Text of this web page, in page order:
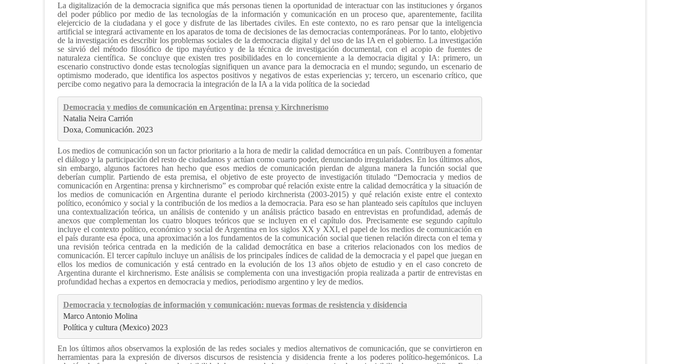
La digitalización de la democracia significa que más personas tienen la oportunidad de interactuar con las instituciones y órganos
del poder público por medio de las tecnologías de la información y comunicación en un proceso que, aparentemente, facilita
elejercicio de la ciudadana y el goce y disfrute de las libertades civiles. En este contexto, no es raro pensar que la inteligencia
artificial se integrará activamente en los aparatos de toma de decisiones de las democracias contemporáneas. Por lo tanto, elobjetivo
de la investigación es describir los problemas sociales de la democracia digital y del uso de las IA en el gobierno. La investigación
se sirvió del método filosófico de tipo mayéutico y de la técnica de investigación documental, con el acopio de fuentes de
naturaleza científica. Se concluye que existen tres posibilidades en lo concerniente a la democracia digital y IA: primero, un
escenario constructivo donde estas tecnologías signifiquen un avance para la democracia en el mundo; segundo, un escenario de
optimismo moderado, que identifica los aspectos positivos y negativos de estas experiencias y; tercero, un escenario crítico, que
percibe como negativo para la democracia la integración de la IA a la vida política de la sociedad
Democracia y medios de comunicación en Argentina: prensa y Kirchnerismo
Natalia Neira Carrión
Doxa, Comunicación. 2023
Los medios de comunicación son un factor prioritario a la hora de medir la calidad democrática en un país. Contribuyen a fomentar
el diálogo y la participación del resto de ciudadanos y actúan como cuarto poder, denunciando irregularidades. En los últimos años,
sin embargo, algunos factores han hecho que esos medios de comunicación pierdan de alguna manera la función social que
deberían cumplir. Partiendo de esta premisa, el objetivo de este proyecto de investigación titulado “Democracia y medios de
comunicación en Argentina: prensa y kirchnerismo” es comprobar qué relación existe entre la calidad democrática y la situación de
los medios de comunicación en Argentina durante el periodo kirchnerista (2003-2015) y qué relación existe entre el contexto
político, económico y social y la contribución de los medios a la democracia. Para eso se han planteado seis capítulos que incluyen
una contextualización teórica, un análisis de contenido y un análisis práctico basado en entrevistas en profundidad, además de
anexos que complementan los cuatro bloques teóricos que se incluyen en el capítulo dos. Precisamente ese segundo capítulo
incluye el contexto político, económico y social de Argentina en los siglos XX y XXI, el papel de los medios de comunicación en
el país durante esa época, una aproximación a los fundamentos de la comunicación social que tienen relación directa con el tema y
una revisión teórica centrada en la medición de la calidad democrática en base a criterios relacionados con los medios de
comunicación. El tercer capítulo incluye un análisis de los principales índices de calidad de la democracia y el papel que juegan en
ellos los medios de comunicación y está centrado en la evolución de los 13 años objeto de estudio y en el caso concreto de
Argentina durante el kirchnerismo. Este análisis se complementa con una investigación propia realizada a partir de entrevistas en
profundidad hechas a expertos en democracia y medios, periodismo argentino y ley de medios.
Democracia y tecnologías de información y comunicación: nuevas formas de resistencia y disidencia
Marco Antonio Molina
Política y cultura (Mexico) 2023
En los últimos años observamos la explosión de las redes sociales y medios alternativos de comunicación, que se convirtieron en
herramientas para la expresión de diversos discursos de resistencia y disidencia frente a los poderes político-hegemónicos. La